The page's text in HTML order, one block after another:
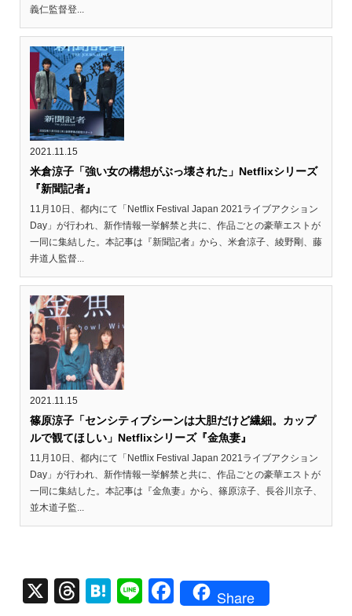
義仁監督登...
2021.11.15
米倉涼子「強い女の構想がぶっ壊された」Netflixシリーズ
『新聞記者』
11月10日、都内にて「Netflix Festival Japan 2021ライブアクション
Day」が行われ、新作情報一挙解禁と共に、作品ごとの豪華エストが
一同に集結した。本記事は『新聞記者』から、米倉涼子、綾野剛、藤
井道人監督...
2021.11.15
篠原涼子「センシティブシーンは大胆だけど繊細。カップ
ルで観てほしい」Netflixシリーズ『金魚妻』
11月10日、都内にて「Netflix Festival Japan 2021ライブアクション
Day」が行われ、新作情報一挙解禁と共に、作品ごとの豪華エストが
一同に集結した。本記事は『金魚妻』から、篠原涼子、長谷川京子、
並木道子監...
X
T
H
Li
F
Share